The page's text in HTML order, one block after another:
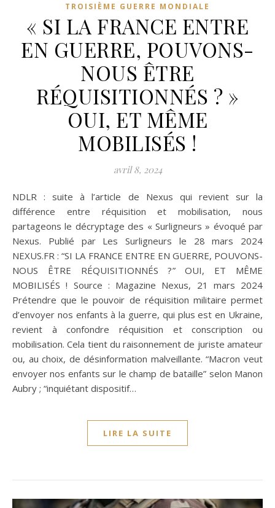
TROISIÈME GUERRE MONDIALE
« SI LA FRANCE ENTRE
EN GUERRE, POUVONS-
NOUS ÊTRE
RÉQUISITIONNÉS ? »
OUI, ET MÊME
MOBILISÉS !
avril 8, 2024
NDLR : suite à l’article de Nexus qui revient sur la
différence entre réquisition et mobilisation, nous
partageons le décryptage des « Surligneurs » évoqué par
Nexus. Publié par Les Surligneurs le 28 mars 2024
NEXUS.FR : “SI LA FRANCE ENTRE EN GUERRE, POUVONS-
NOUS ÊTRE RÉQUISITIONNÉS ?” OUI, ET MÊME
MOBILISÉS ! Source : Magazine Nexus, 21 mars 2024
Prétendre que le pouvoir de réquisition militaire permet
d’envoyer nos enfants à la guerre, qui plus est en Ukraine,
revient à confondre réquisition et conscription ou
mobilisation. Cela tient du raisonnement de juriste amateur
ou, au choix, de désinformation malveillante. “Macron veut
envoyer nos enfants sur le champ de bataille” selon Manon
Aubry ; “inquiétant dispositif…
LIRE LA SUITE